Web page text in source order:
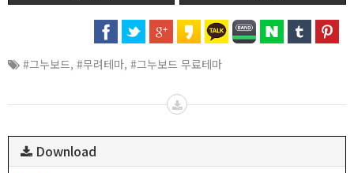
#그누보드, #무려테마, #그누보드 무료테마
Download